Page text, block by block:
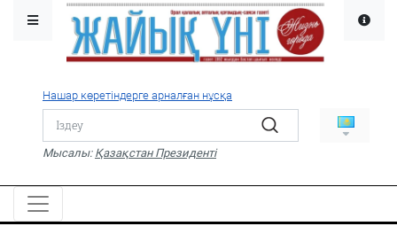
Қоғам
Дені сау ұлт
Спорт
Жалын
PDF
Нашар көретіндерге арналған нұсқа
Мысалы: Қазақстан Президенті